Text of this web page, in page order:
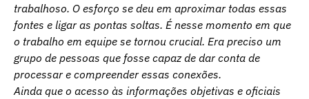
trabalhoso. O esforço se deu em aproximar todas essas
fontes e ligar as pontas soltas. É nesse momento em que
o trabalho em equipe se tornou crucial. Era preciso um
grupo de pessoas que fosse capaz de dar conta de
processar e compreender essas conexões.
Ainda que o acesso às informações objetivas e oficiais